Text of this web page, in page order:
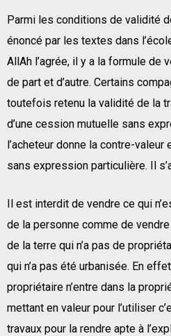
Parmi les conditions de validité
énoncé par les textes dans
AllAh l’agrée, il y a la formule de
de part et d’autre. Certains
toutefois retenu la validité de la
d’une cession mutuelle sans
l’acheteur donne la contre-
sans expression particulière. Il
Il est interdit de vendre ce qui
de la personne comme de
de la terre qui n’a pas de
qui n’a pas été urbanisée. En
propriétaire n’entre dans la
mettant en valeur pour l’utiliser
travaux pour la rendre apte à